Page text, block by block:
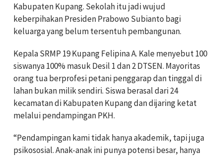
Kabupaten Kupang. Sekolah itu jadi wujud
keberpihakan Presiden Prabowo Subianto bagi
keluarga yang belum tersentuh pembangunan.
Kepala SRMP 19 Kupang Felipina A. Kale menyebut 100
siswanya 100% masuk Desil 1 dan 2 DTSEN. Mayoritas
orang tua berprofesi petani penggarap dan tinggal di
lahan bukan milik sendiri. Siswa berasal dari 24
kecamatan di Kabupaten Kupang dan dijaring ketat
melalui pendampingan PKH.
“Pendampingan kami tidak hanya akademik, tapi juga
psikososial. Anak-anak ini punya potensi besar, hanya